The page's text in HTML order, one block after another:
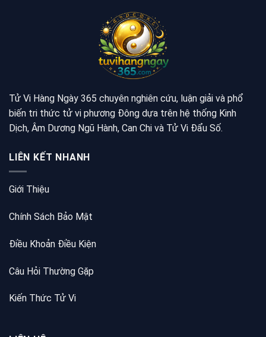
Tử Vi Hàng Ngày 365 chuyên nghiên cứu, luận giải và phổ
biến tri thức tử vi phương Đông dựa trên hệ thống Kinh
Dịch, Âm Dương Ngũ Hành, Can Chi và Tử Vi Đẩu Số.
LIÊN KẾT NHANH
Giới Thiệu
Chính Sách Bảo Mật
Điều Khoản Điều Kiện
Câu Hỏi Thường Gặp
Kiến Thức Tử Vi